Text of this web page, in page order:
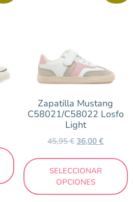
Zapatilla Mustang
C58021/C58022 Losfo
Light
45,95€ 36,00€
SELECCIONAR
OPCIONES